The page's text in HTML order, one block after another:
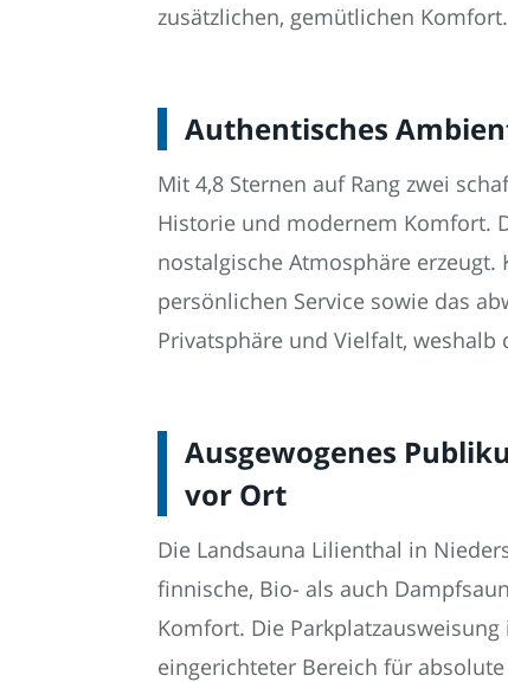
zusätzlichen, gemütlichen Komfort.
Authentisches
Mit 4,8 Sternen auf Rang zwei
Historie und modernem Komfort.
nostalgische Atmosphäre
persönlichen Service sowie das
Privatsphäre und Vielfalt,
Ausgewogenes
vor Ort
Die Landsauna Lilienthal in
finnische, Bio- als auch
Komfort. Die
eingerichteter Bereich für